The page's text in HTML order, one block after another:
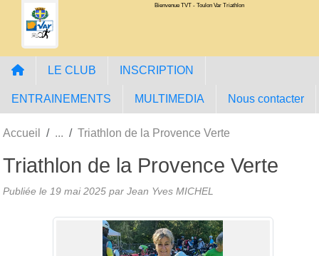
Bienvenue TVT - Toulon Var Triathlon
LE CLUB INSCRIPTION
ENTRAINEMENTS MULTIMEDIA Nous contacter
Accueil Triathlon de la Provence Verte
Triathlon de la Provence Verte
Publiée le 19 mai 2025 par Jean Yves MICHEL
Panneau de gestion des cookies